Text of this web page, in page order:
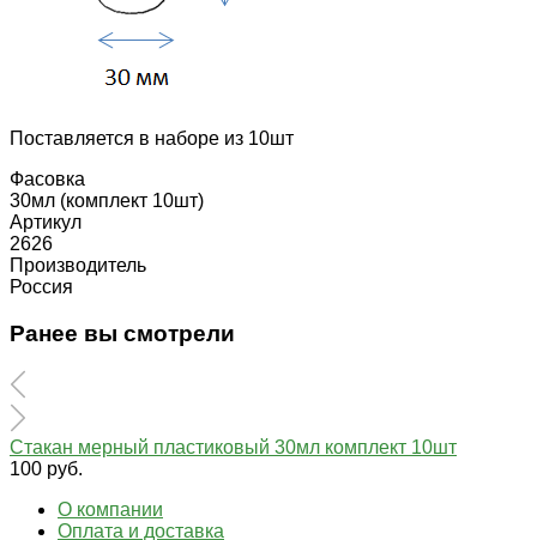
Поставляется в наборе из 10шт
Фасовка
30мл (комплект 10шт)
Артикул
2626
Производитель
Россия
Ранее вы смотрели
Стакан мерный пластиковый 30мл комплект 10шт
100 руб.
О компании
Оплата и доставка